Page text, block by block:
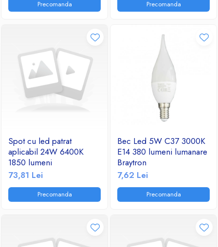
Ventilatoare
Precomanda Precomanda
Spot cu led patrat
aplicabil 24W 6400K
1850 lumeni
73,81 Lei
Precomanda
Bec Led 5W C37 3000K
E14 380 lumeni lumanare
Braytron
7,62 Lei
Precomanda